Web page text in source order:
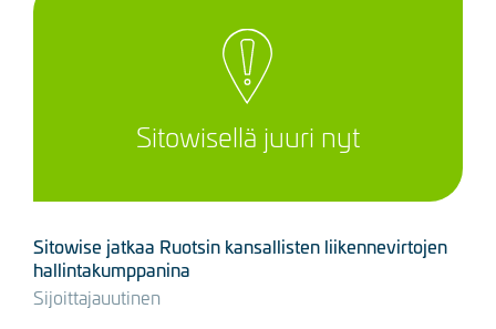
Sitowisellä juuri nyt
Sitowise jatkaa Ruotsin kansallisten liikennevirtojen
hallintakumppanina
Sijoittajauutinen